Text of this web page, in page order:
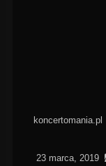
koncertomania.pl
23 marca, 2019